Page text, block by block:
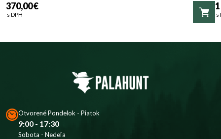
370,00 €
s DPH s
Otvorené Pondelok - Piatok
9:00 - 17:30
Sobota - Nedeľa